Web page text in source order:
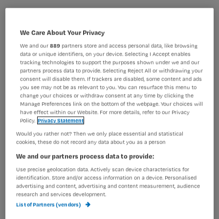
De Nederlandse Vereniging voor een
Vrijwillig Levenseinde (NVVE) opent
dinsdag 15 juni de Levenseinde
Academie. Verspreid over de dag biedt
We Care About Your Privacy
We and our889 partners store and access personal data, like browsing
data or unique identifiers, on your device. Selecting I Accept enables
tracking technologies to support the purposes shown under we and our
partners process data to provide. Selecting Reject All or withdrawing your
consent will disable them. If trackers are disabled, some content and ads
you see may not be as relevant to you. You can resurface this menu to
change your choices or withdraw consent at any time by clicking the
Manage Preferences link on the bottom of the webpage. Your choices will
have effect within our Website. For more details, refer to our Privacy
Policy. Privacy Statement
Would you rather not? Then we only place essential and statistical
cookies, these do not record any data about you as a person
We and our partners process data to provide:
Use precise geolocation data. Actively scan device characteristics for
identification. Store and/or access information on a device. Personalised
advertising and content, advertising and content measurement, audience
research and services development.
List of Partners (vendors)